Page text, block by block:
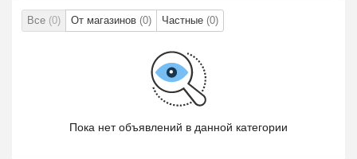
Все (0) От магазинов (0) Частные (0)
Пока нет объявлений в данной категории